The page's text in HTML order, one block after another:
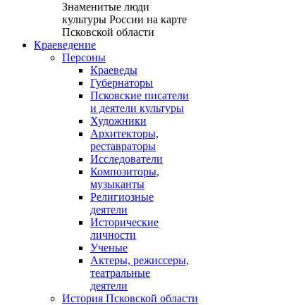
Знаменитые люди
культуры России на карте
Псковской области
Краеведение
Персоны
Краеведы
Губернаторы
Псковские писатели
и деятели культуры
Художники
Архитекторы,
реставраторы
Исследователи
Композиторы,
музыканты
Религиозные
деятели
Исторические
личности
Ученые
Актеры, режиссеры,
театральные
деятели
История Псковской области